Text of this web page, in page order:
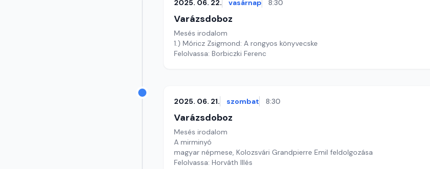
2025. 06. 22. vasárnap 8:30
Varázsdoboz
Mesés irodalom
1.) Móricz Zsigmond: A rongyos könyvecske
Felolvassa: Borbiczki Ferenc
2025. 06. 21. szombat 8:30
Varázsdoboz
Mesés irodalom
A mirminyó
magyar népmese, Kolozsvári Grandpierre Emil feldolgozása
Felolvassa: Horváth Illés